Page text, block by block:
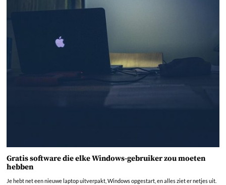
Gratis software die elke Windows-gebruiker zou moeten
hebben
Je hebt net een nieuwe laptop uitverpakt, Windows opgestart, en alles ziet er netjes uit.